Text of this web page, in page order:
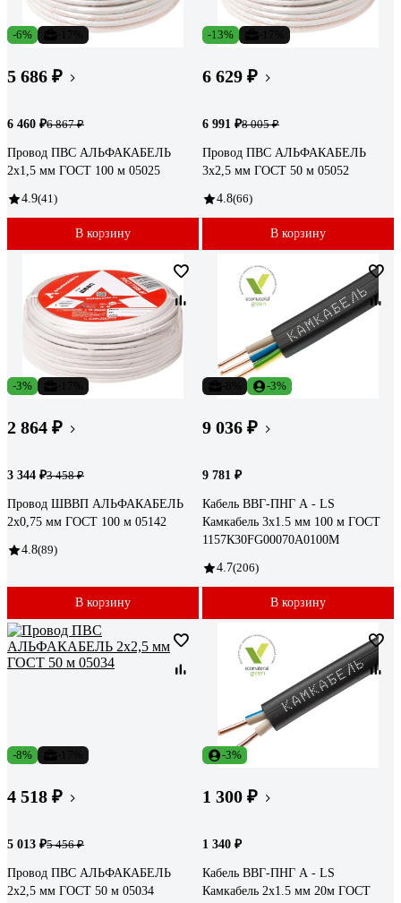
-6%
5 686 ₽
6 460 ₽6 867 ₽
Провод ПВС АЛЬФАКАБЕЛЬ
2х1,5 мм ГОСТ 100 м 05025
4.9(41)
В корзину
-13%
6 629 ₽
6 991 ₽8 005 ₽
Провод ПВС АЛЬФАКАБЕЛЬ
3х2,5 мм ГОСТ 50 м 05052
4.8(66)
В корзину
-3%
2 864 ₽
3 344 ₽3 458 ₽
Провод ШВВП АЛЬФАКАБЕЛЬ
2х0,75 мм ГОСТ 100 м 05142
4.8(89)
В корзину
-3%
9 036 ₽
9 781 ₽
Кабель ВВГ-ПНГ А - LS
Камкабель 3x1.5 мм 100 м ГОСТ
1157К30FG00070А0100М
4.7(206)
В корзину
-8%
4 518 ₽
5 013 ₽5 456 ₽
Провод ПВС АЛЬФАКАБЕЛЬ
2х2,5 мм ГОСТ 50 м 05034
-3%
1 300 ₽
1 340 ₽
Кабель ВВГ-ПНГ А - LS
Камкабель 2x1.5 мм 20м ГОСТ